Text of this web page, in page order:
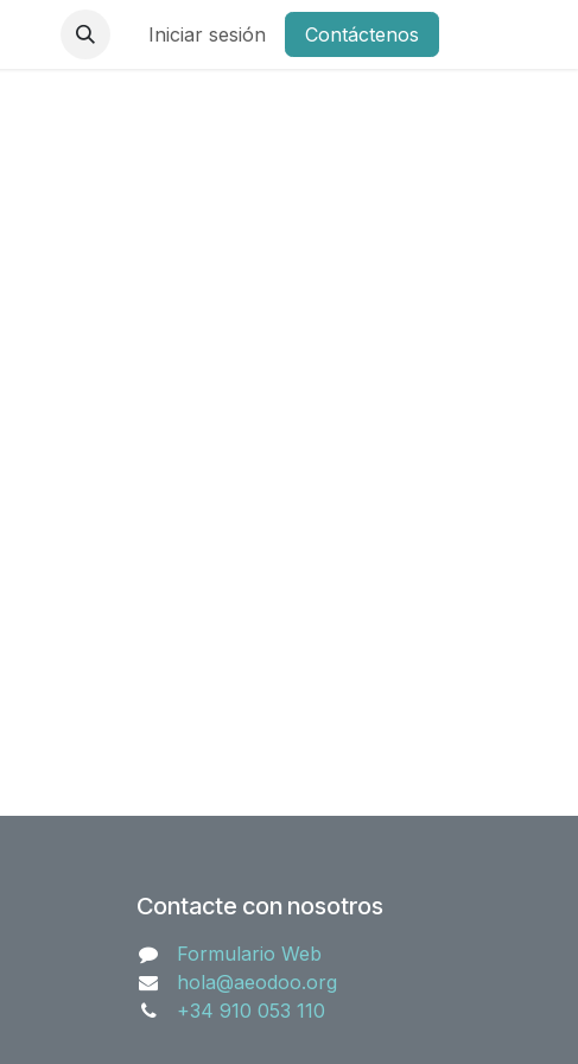
Iniciar sesión Contáctenos
Contacte con nosotros
Formulario Web
hola@aeodoo.org
+34 910 053 110